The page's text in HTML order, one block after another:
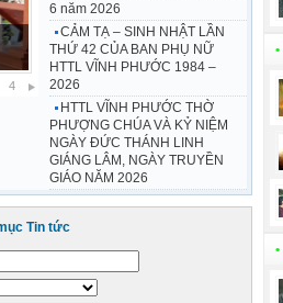
4
6 năm 2026
CẢM TẠ – SINH NHẬT LẦN
THỨ 42 CỦA BAN PHỤ NỮ
HTTL VĨNH PHƯỚC 1984 –
2026
HTTL VĨNH PHƯỚC THỜ
PHƯỢNG CHÚA VÀ KỶ NIỆM
NGÀY ĐỨC THÁNH LINH
GIÁNG LÂM, NGÀY TRUYỀN
GIÁO NĂM 2026
Tin tức
•
•